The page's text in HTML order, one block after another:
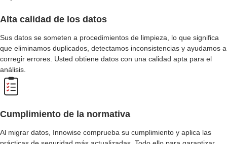
Alta calidad de los datos
Sus datos se someten a procedimientos de limpieza, lo que significa
que eliminamos duplicados, detectamos inconsistencias y ayudamos a
corregir errores. Usted obtiene datos con una calidad apta para el
análisis.
Cumplimiento de la normativa
Al migrar datos, Innowise comprueba su cumplimiento y aplica las